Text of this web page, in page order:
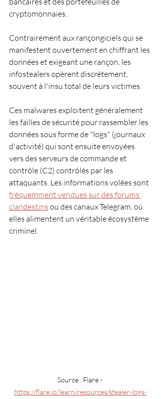
cryptomonnaies.
Contrairement aux rançongiciels qui se
manifestent ouvertement en chiffrant les
données et exigeant une rançon, les
infostealers opèrent discrètement,
souvent à l'insu total de leurs victimes.
Ces malwares exploitent généralement
les failles de sécurité pour rassembler les
données sous forme de "logs" (journaux
d'activité) qui sont ensuite envoyées
vers des serveurs de commande et
contrôle (C2) contrôlés par les
attaquants. Les informations volées sont
fréquemment vendues sur des forums
clandestins ou des canaux Telegram, où
elles alimentent un véritable écosystème
criminel.
Source : Flare -
https://flare.io/learn/resources/stealer-logs-